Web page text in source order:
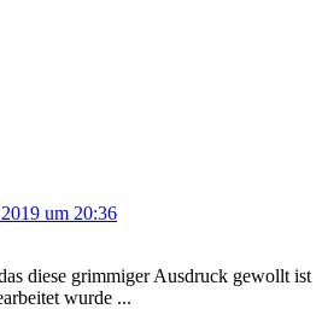
um 20:36
diese grimmiger Ausdruck gewollt ist
wurde ...